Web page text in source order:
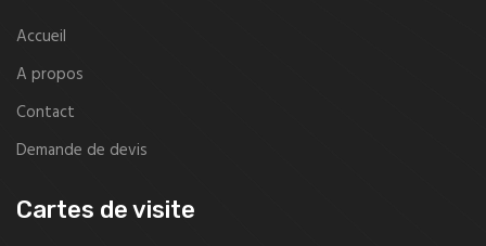
Accueil
A propos
Contact
Demande de devis
Cartes de visite